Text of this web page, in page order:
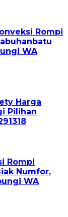
Rompi
WA
Harga
Pilihan
Rompi
Numfor,
WA